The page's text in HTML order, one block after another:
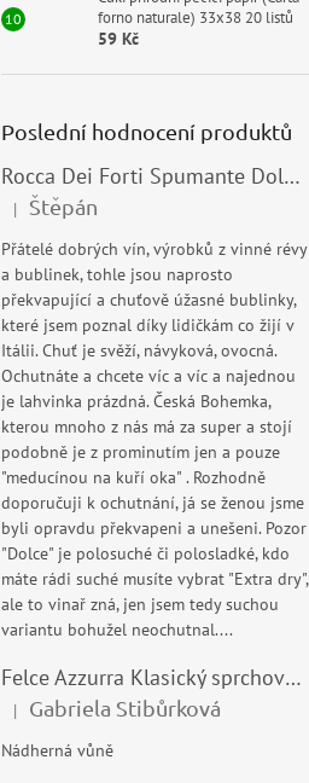
forno naturale) 33x38 20 listů
59 Kč
Poslední hodnocení produktů
Rocca Dei Forti Spumante Dolce 11,5% 0,75l
Hodnocení produktu je 5 z 5 hvězdiček.
| Štěpán
Přátelé dobrých vín, výrobků z vinné révy
a bublinek, tohle jsou naprosto
překvapující a chuťově úžasné bublinky,
které jsem poznal díky lidičkám co žijí v
Itálii. Chuť je svěží, návyková, ovocná.
Ochutnáte a chcete víc a víc a najednou
je lahvinka prázdná. Česká Bohemka,
kterou mnoho z nás má za super a stojí
podobně je z prominutím jen a pouze
"meducínou na kuří oka" . Rozhodně
doporučuji k ochutnání, já se ženou jsme
byli opravdu překvapeni a unešeni. Pozor
"Dolce" je polosuché či polosladké, kdo
máte rádi suché musíte vybrat "Extra dry",
ale to vinař zná, jen jsem tedy suchou
variantu bohužel neochutnal....
Felce Azzurra Klasický sprchový gel - doccia gel 400ml
Hodnocení produktu je 5 z 5 hvězdiček.
| Gabriela Stibůrková
Nádherná vůně